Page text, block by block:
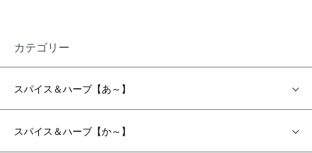
カテゴリー
スパイス＆ハーブ【あ～】
スパイス＆ハーブ【か～】